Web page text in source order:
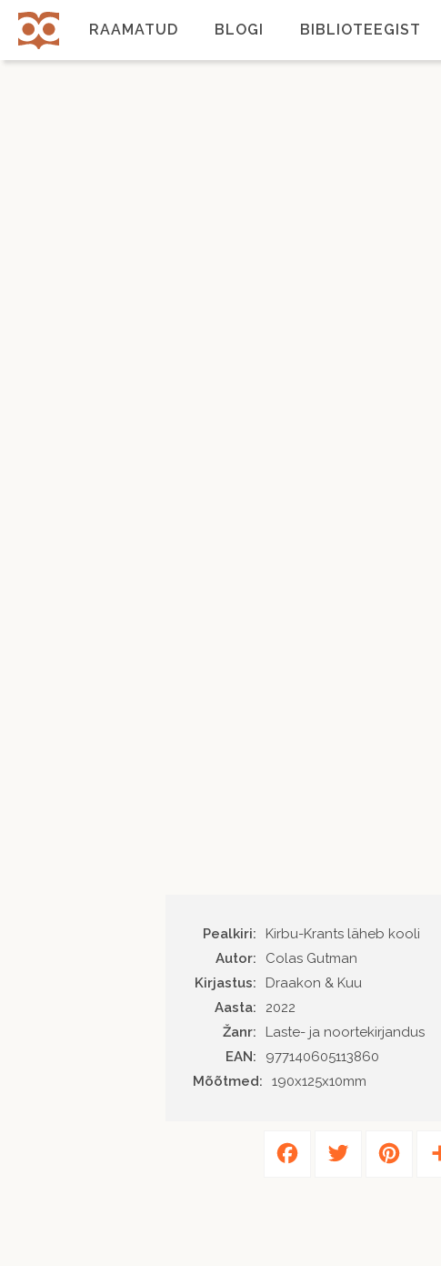
Liigu
edasi
põhisisu
juurde
RAAMATUD BLOGI BIBLIOTEEGIST
Pealkiri:
Kirbu-Krants läheb kooli
Autor
Colas Gutman
Kirjastus
Draakon & Kuu
Aasta
2022
Žanr
Laste- ja noortekirjandus
EAN
977140605113860
Mõõtmed:
190x125x10mm